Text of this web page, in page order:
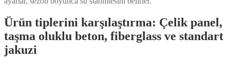
Ürün tiplerini karşılaştırma: Çelik panel,
taşma oluklu beton, fiberglass ve standart
jakuzi